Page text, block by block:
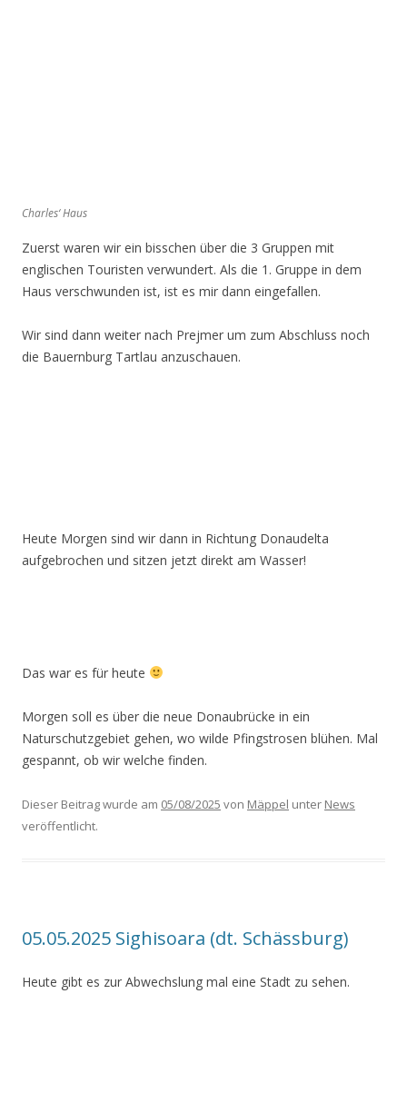
Charles‘ Haus
Zuerst waren wir ein bisschen über die 3 Gruppen mit
englischen Touristen verwundert. Als die 1. Gruppe in dem
Haus verschwunden ist, ist es mir dann eingefallen.
Wir sind dann weiter nach Prejmer um zum Abschluss noch
die Bauernburg Tartlau anzuschauen.
Heute Morgen sind wir dann in Richtung Donaudelta
aufgebrochen und sitzen jetzt direkt am Wasser!
Das war es für heute
Morgen soll es über die neue Donaubrücke in ein
Naturschutzgebiet gehen, wo wilde Pfingstrosen blühen. Mal
gespannt, ob wir welche finden.
Dieser Beitrag wurde am 05/08/2025 von Mäppel unter News
veröffentlicht.
05.05.2025 Sighisoara (dt. Schässburg)
Heute gibt es zur Abwechslung mal eine Stadt zu sehen.